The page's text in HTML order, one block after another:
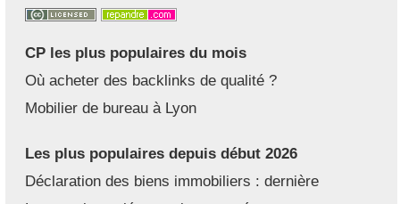
CP les plus populaires du mois
Où acheter des backlinks de qualité ?
Mobilier de bureau à Lyon
Les plus populaires depuis début 2026
Déclaration des biens immobiliers : dernière